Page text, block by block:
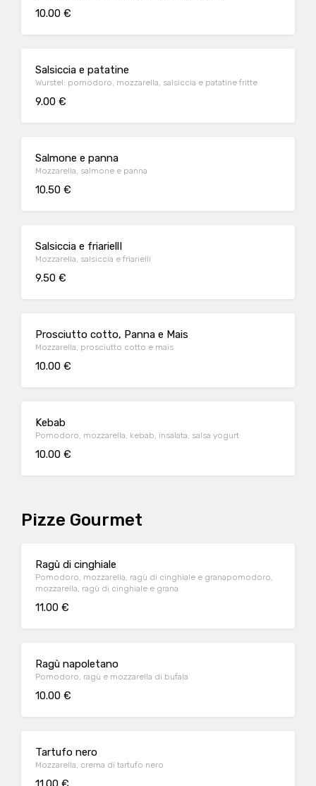
10.00 €
Salsiccia e patatine
Wurstel: pomodoro, mozzarella, salsiccia e patatine fritte
9.00 €
Salmone e panna
Mozzarella, salmone e panna
10.50 €
Salsiccia e friariellI
Mozzarella, salsiccia e friarielli
9.50 €
Prosciutto cotto, Panna e Mais
Mozzarella, prosciutto cotto e mais
10.00 €
Kebab
Pomodoro, mozzarella, kebab, insalata, salsa yogurt
10.00 €
Pizze Gourmet
Ragù di cinghiale
Pomodoro, mozzarella, ragù di cinghiale e granapomodoro,
mozzarella, ragù di cinghiale e grana
11.00 €
Ragù napoletano
Pomodoro, ragù e mozzarella di bufala
10.00 €
Tartufo nero
Mozzarella, crema di tartufo nero